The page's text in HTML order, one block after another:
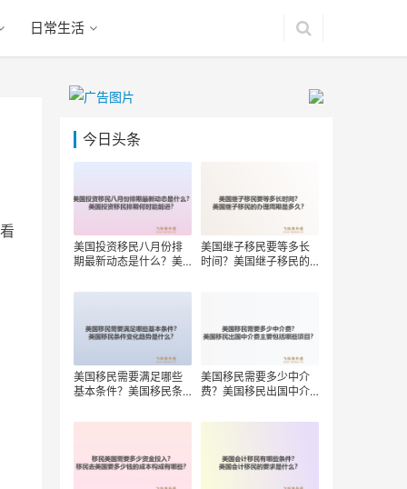
日常生活
今日头条
美国投资移民八月份排
期最新动态是什么？美
前进？
美国继子移民要等多长
时间？美国继子移民的
美国移民需要满足哪些
基本条件？美国移民条
美国移民需要多少中介
费？美国移民出国中介